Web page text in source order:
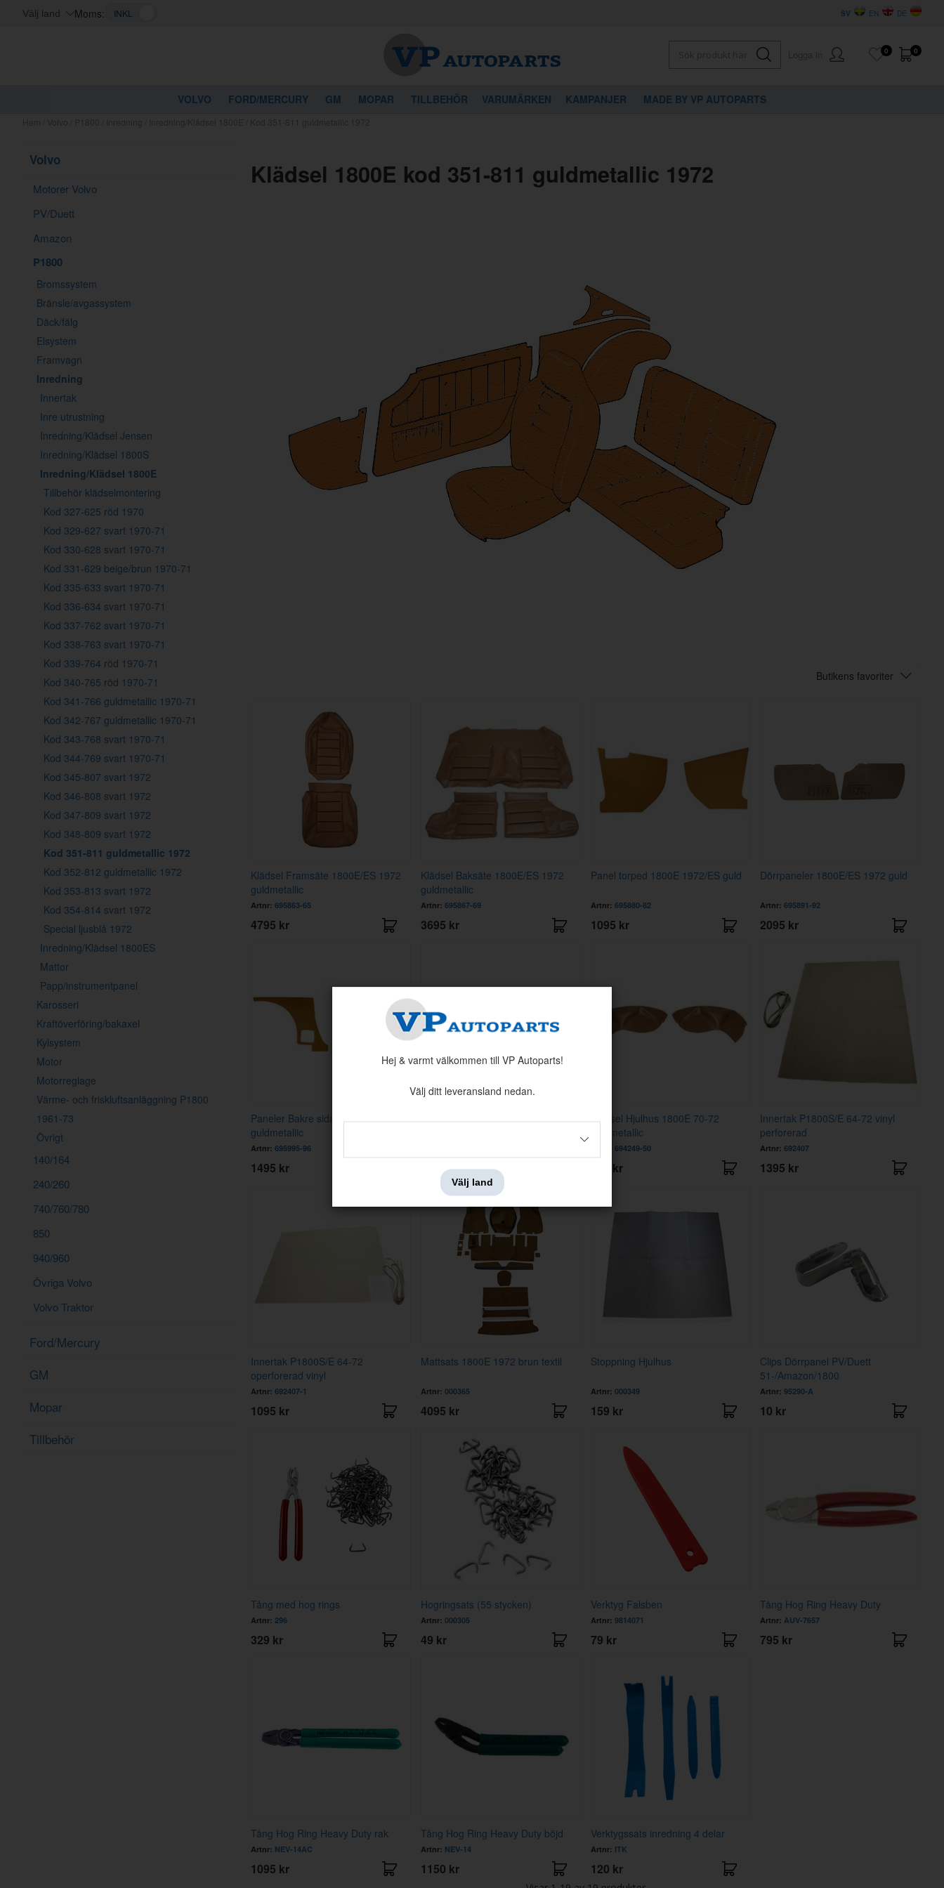
Välj land Moms: DE
EN
SV
0
0
VOLVO FORD/MERCURY GM MOPAR TILLBEHÖR VARUMÄRKEN KAMPANJER MADE BY VP AUTOPARTS
Volvo
Motorer Volvo
PV/Duett
Amazon
P1800
Bromssystem
Bränsle/avgassystem
Däck/fälg
Elsystem
Framvagn
Inredning
Innertak
Inre utrustning
Inredning/Klädsel Jensen
Inredning/Klädsel 1800S
Inredning/Klädsel 1800E
Tillbehör klädselmontering
Kod 327-625 röd 1970
Kod 329-627 svart 1970-71
Kod 330-628 svart 1970-71
Kod 331-629 beige/brun 1970-71
Kod 335-633 svart 1970-71
Kod 336-634 svart 1970-71
Kod 337-762 svart 1970-71
Kod 338-763 svart 1970-71
Kod 339-764 röd 1970-71
Kod 340-765 röd 1970-71
Kod 341-766 guldmetallic 1970-71
Kod 342-767 guldmetallic 1970-71
Kod 343-768 svart 1970-71
Kod 344-769 svart 1970-71
Kod 345-807 svart 1972
Kod 346-808 svart 1972
Kod 347-809 svart 1972
Kod 348-809 svart 1972
Kod 351-811 guldmetallic 1972
Kod 352-812 guldmetallic 1972
Kod 353-813 svart 1972
Kod 354-814 svart 1972
Special ljusblå 1972
Inredning/Klädsel 1800ES
Mattor
Papp/instrumentpanel
Karosseri
Kraftöverföring/bakaxel
Kylsystem
Motor
Motorreglage
Värme- och friskluftsanläggning P1800
1961-73
Övrigt
140/164
240/260
740/760/780
850
940/960
Övriga Volvo
Volvo Traktor
Ford/Mercury
GM
Mopar
Tillbehör
Klädsel 1800E kod 351-811 guldmetallic 1972
Butikens favoriter
Klädsel Framsäte 1800E/ES 1972
guldmetallic
Artnr: 695863-65
4795 kr
Klädsel Baksäte 1800E/ES 1972
guldmetallic
Artnr: 695867-69
3695 kr
Panel torped 1800E 1972/ES guld
Artnr: 695880-82
1095 kr
Dörrpaneler 1800E/ES 1972 guld
Artnr:695891-92
2095 kr
Paneler Bakre sida 1800E 1972
guldmetallic
Artnr: 695995-96
1495 kr 795 kr
Klädsel Hjulhus 1800E 70-72
guldmetallic
694249-50
395 kr
Innertak P1800S/E 64-72 vinyl
perforerad
Artnr:692407
1395 kr
Innertak P1800S/E 64-72
operforerad vinyl
Artnr: 692407-1
1095 kr
Mattsats 1800E 1972 brun textil
Artnr: 000365
4095 kr
Stoppning Hjulhus
Artnr: 000349
159 kr
Clips Dörrpanel PV/Duett
51-/Amazon/1800
Artnr:95290-A
10 kr
Tång med hog rings
Artnr: 296
329 kr
Hogringsats (55 stycken)
Artnr: 000305
49 kr
Verktyg Falsben
Artnr: 9814071
79 kr
Tång Hog Ring Heavy Duty
Artnr: AUV-7657
795 kr
Tång Hog Ring Heavy Duty rak
Artnr: NEV-14AC
1095 kr
Tång Hog Ring Heavy Duty böjd
Artnr: NEV-14
1150 kr
Verktygssats inredning 4 delar
Artnr: ITK
120 kr
Hej & varmt välkommen till VP Autoparts!
Välj ditt leveransland nedan.
Välj land